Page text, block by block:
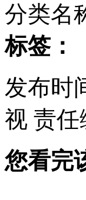
1.8万余贪贿
林丹透露今
分类名
标签：
发布时
视 责任
您看完